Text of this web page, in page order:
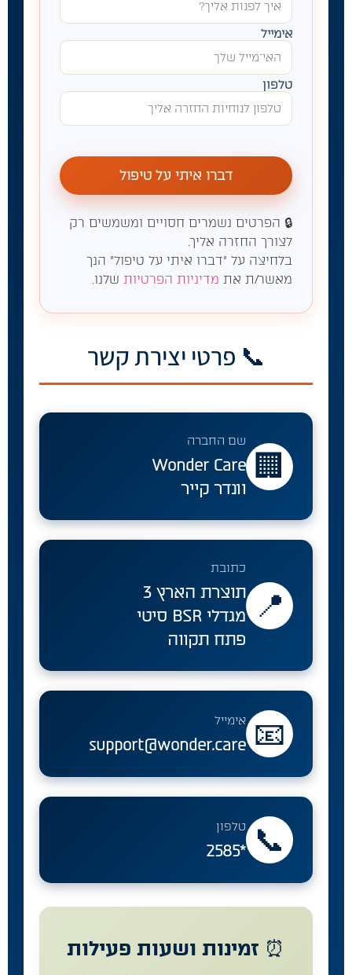
אימייל
טלפון
🔒 הפרטים נשמרים חסויים ומשמשים רק
לצורך החזרה אליך.
בלחיצה על "דברו איתי על טיפול" הנך
מאשר/ת את מדיניות הפרטיות שלנו.
📞 פרטי יצירת קשר
🏢
שם החברה
Wonder Care
וונדר קייר
📍
כתובת
תוצרת הארץ 3
מגדלי BSR סיטי
פתח תקווה
📧 אימייל
support@wonder.care
📞 טלפון
*2585
⏰ זמינות ושעות פעילות